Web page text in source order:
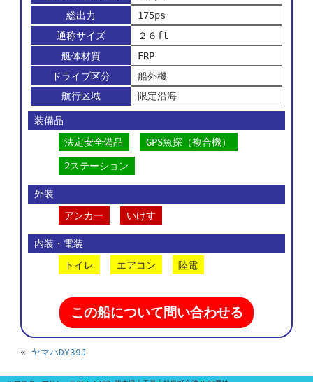
総出力
175ps
通称サイズ
２６ft
艇体材質
FRP
ドライブ区分
船外機
航行区域
限定沿海
装備品
法定安全備品
GPS魚探（複合機）
2ステーション
外装
アンカー
いけす
内装・電装
トイレ
エアコン 陸電
この船について問い合わせる
« ヤマハDY39J